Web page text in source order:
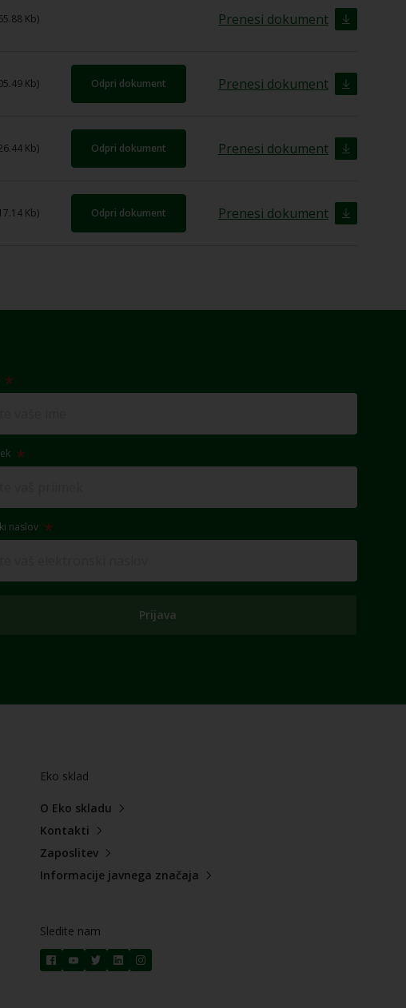
Kb) Prenesi dokument
Kb) Odpri dokument Prenesi dokument
Kb) Odpri dokument Prenesi dokument
Kb) Odpri dokument Prenesi dokument
naslov
Prijava
Eko sklad
O Eko skladu
Kontakti
Zaposlitev
Informacije javnega značaja
Sledite nam